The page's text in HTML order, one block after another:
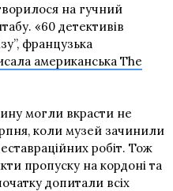
на гучний
«60 детективів
французька
американська The
могли вкрасти не
коли музей зачинили
робіт. Тож
пропуску на кордоні та
допитали всіх